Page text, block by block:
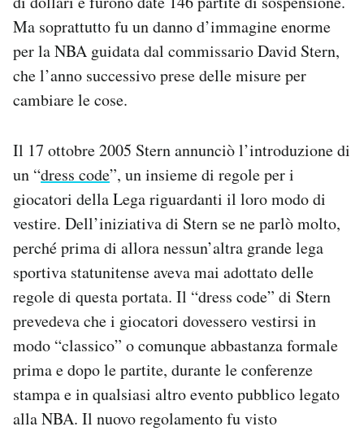
Ma soprattutto fu un danno d’immagine enorme
per la NBA guidata dal commissario David Stern,
che l’anno successivo prese delle misure per
cambiare le cose.
Il 17 ottobre 2005 Stern annunciò l’introduzione di
un “dress code”, un insieme di regole per i
giocatori della Lega riguardanti il loro modo di
vestire. Dell’iniziativa di Stern se ne parlò molto,
perché prima di allora nessun’altra grande lega
sportiva statunitense aveva mai adottato delle
regole di questa portata. Il “dress code” di Stern
prevedeva che i giocatori dovessero vestirsi in
modo “classico” o comunque abbastanza formale
prima e dopo le partite, durante le conferenze
stampa e in qualsiasi altro evento pubblico legato
alla NBA. Il nuovo regolamento fu visto